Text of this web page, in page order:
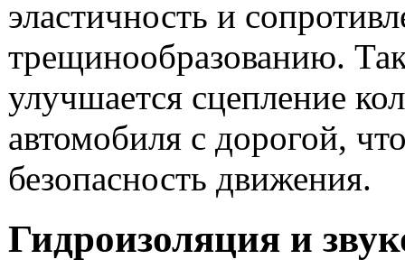
эластичность и
трещинообразованию.
улучшается сцепление
автомобиля с дорогой,
безопасность движения.
Гидроизоляция и